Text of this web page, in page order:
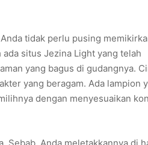
tidak perlu pusing
situs Jezina Light yang telah
yang bagus di gudangnya.
yang beragam. Ada lampion
dengan menyesuaikan